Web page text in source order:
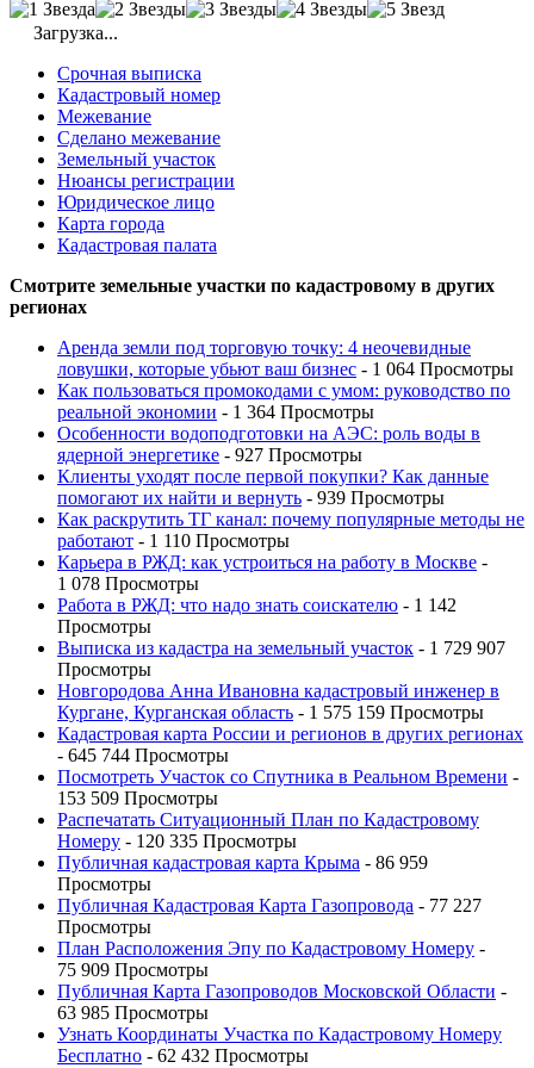
Загрузка...
Срочная выписка
Кадастровый номер
Межевание
Сделано межевание
Земельный участок
Нюансы регистрации
Юридическое лицо
Карта города
Кадастровая палата
Смотрите земельные участки по кадастровому в других
регионах
Аренда земли под торговую точку: 4 неочевидные
ловушки, которые убьют ваш бизнес - 1 064 Просмотры
Как пользоваться промокодами с умом: руководство по
реальной экономии - 1 364 Просмотры
Особенности водоподготовки на АЭС: роль воды в
ядерной энергетике - 927 Просмотры
Клиенты уходят после первой покупки? Как данные
помогают их найти и вернуть - 939 Просмотры
Как раскрутить ТГ канал: почему популярные методы не
работают - 1 110 Просмотры
Карьера в РЖД: как устроиться на работу в Москве -
1 078 Просмотры
Работа в РЖД: что надо знать соискателю - 1 142
Просмотры
Выписка из кадастра на земельный участок - 1 729 907
Просмотры
Новгородова Анна Ивановна кадастровый инженер в
Кургане, Курганская область - 1 575 159 Просмотры
Кадастровая карта России и регионов в других регионах
- 645 744 Просмотры
Посмотреть Участок со Спутника в Реальном Времени -
153 509 Просмотры
Распечатать Ситуационный План по Кадастровому
Номеру - 120 335 Просмотры
Публичная кадастровая карта Крыма - 86 959
Просмотры
Публичная Кадастровая Карта Газопровода - 77 227
Просмотры
План Расположения Эпу по Кадастровому Номеру -
75 909 Просмотры
Публичная Карта Газопроводов Московской Области -
63 985 Просмотры
Узнать Координаты Участка по Кадастровому Номеру
Бесплатно - 62 432 Просмотры